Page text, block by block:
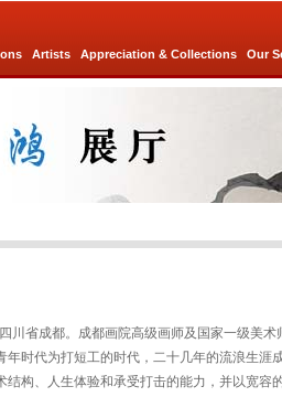
Artists Appreciation & Collections Our
省成都。成都画院高级画师及国家一级美术
时代为打短工的时代，二十几年的流浪生涯
结构、人生体验和承受打击的能力，并以宽